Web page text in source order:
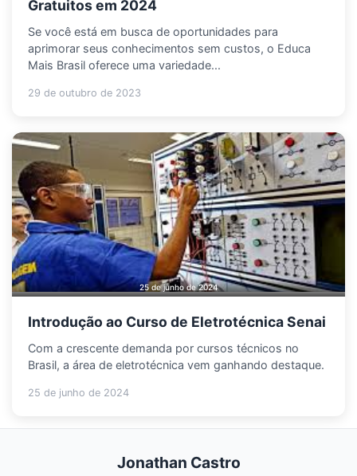
Gratuitos em 2024
Se você está em busca de oportunidades para
aprimorar seus conhecimentos sem custos, o Educa
Mais Brasil oferece uma variedade...
29 de outubro de 2023
25 de junho de 2024
Introdução ao Curso de Eletrotécnica Senai
Com a crescente demanda por cursos técnicos no
Brasil, a área de eletrotécnica vem ganhando destaque.
25 de junho de 2024
Jonathan Castro